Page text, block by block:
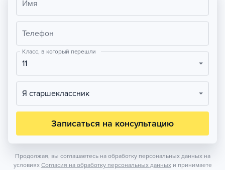
Имя
Телефон
Класс, в который перешли
11
Я старшеклассник
Записаться на консультацию
Продолжая, вы соглашаетесь на обработку персональных данных на
условиях Согласия на обработку персональных данных и принимаете